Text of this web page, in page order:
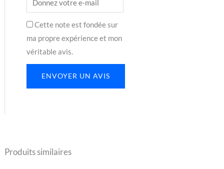
Cette note est fondée sur
ma propre expérience et mon
véritable avis.
ENVOYER UN AVIS
Produits similaires